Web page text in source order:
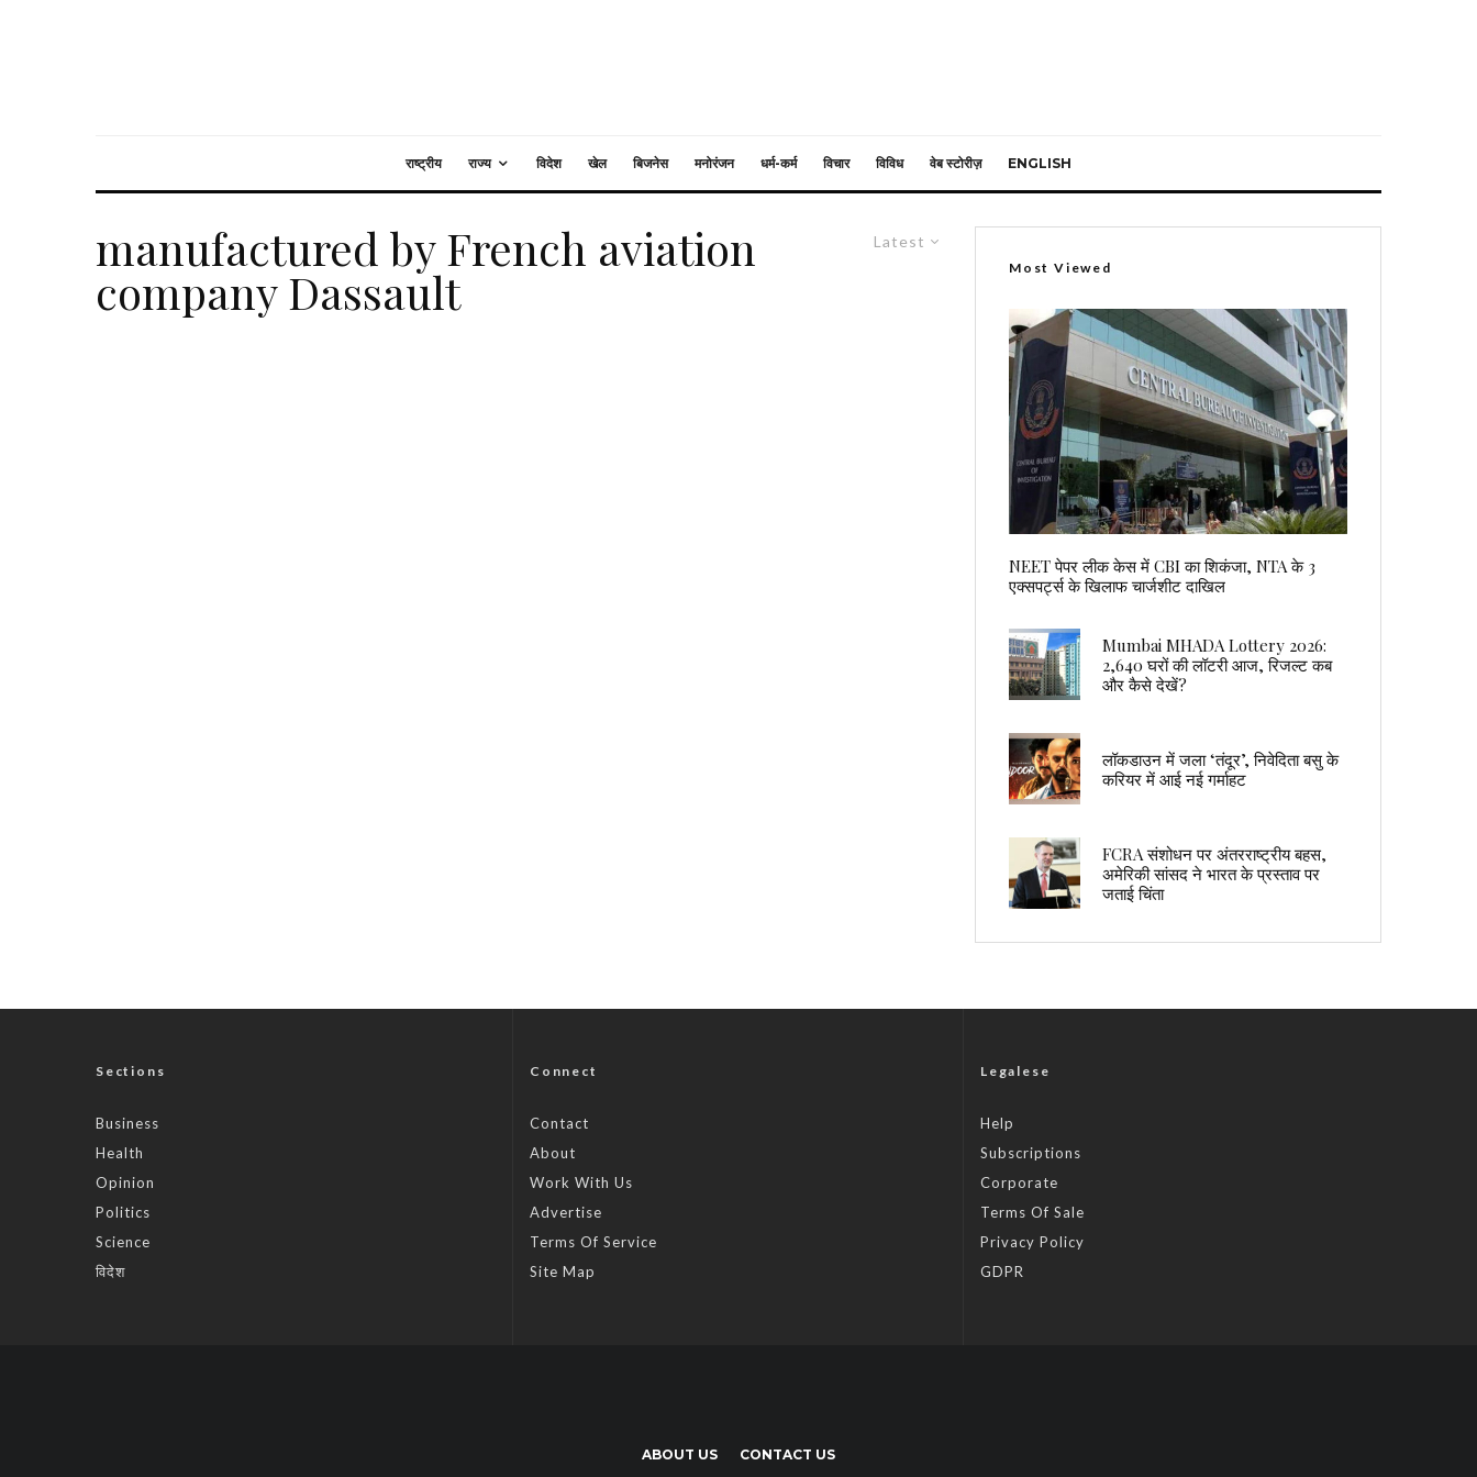
राष्ट्रीय राज्य विदेश खेल बिजनेस मनोरंजन धर्म-कर्म विचार विविध वेब स्टोरीज़ ENGLISH
Latest
manufactured by French aviation
company Dassault Most Viewed
NEET पेपर लीक केस में CBI का शिकंजा, NTA के 3
एक्सपर्ट्स के खिलाफ चार्जशीट दाखिल
Mumbai MHADA Lottery 2026:
2,640 घरों की लॉटरी आज, रिजल्ट कब
और कैसे देखें?
लॉकडाउन में जला ‘तंदूर’, निवेदिता बसु के
करियर में आई नई गर्माहट
FCRA संशोधन पर अंतरराष्ट्रीय बहस,
अमेरिकी सांसद ने भारत के प्रस्ताव पर
जताई चिंता
Sections
Business
Health
Opinion
Politics
Science
विदेश
Connect
Contact
About
Work With Us
Advertise
Terms Of Service
Site Map
Legalese
Help
Subscriptions
Corporate
Terms Of Sale
Privacy Policy
GDPR
ABOUT US CONTACT US